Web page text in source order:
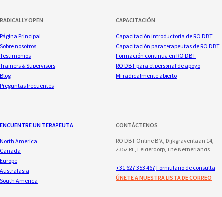
RADICALLY OPEN
Página Principal
Sobre nosotros
Testimonios
Trainers & Supervisors
Blog
Preguntas frecuentes
CAPACITACIÓN
Capacitación introductoria de RO DBT
Capacitación para terapeutas de RO DBT
Formación continua en RO DBT
RO DBT para el personal de apoyo
Mi radicalmente abierto
ENCUENTRE UN TERAPEUTA
North America
Canada
Europe
Australasia
South America
CONTÁCTENOS
RO DBT Online B.V., Dijkgravenlaan 14,
2352 RL, Leiderdorp, The Netherlands
+31 627 353 467 Formulario de consulta
ÚNETE A NUESTRA LISTA DE CORREO